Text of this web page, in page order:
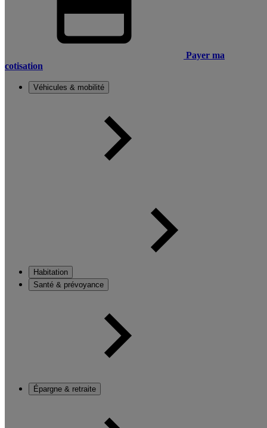
Payer ma
cotisation
Véhicules & mobilité
Habitation
Santé & prévoyance
Épargne & retraite